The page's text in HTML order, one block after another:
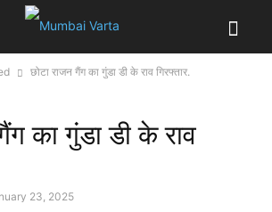
छोटा राजन गैंग का गुंडा डी के राव गिरफ्तार.
का गुंडा डी के राव
23, 2025